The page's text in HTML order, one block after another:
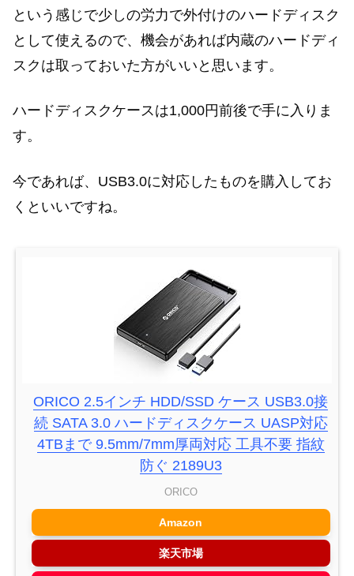
という感じで少しの労力で外付けのハードディスク
として使えるので、機会があれば内蔵のハードディ
スクは取っておいた方がいいと思います。
ハードディスクケースは1,000円前後で手に入りま
す。
今であれば、USB3.0に対応したものを購入してお
くといいですね。
ORICO 2.5インチ HDD/SSD ケース USB3.0接
続 SATA 3.0 ハードディスクケース UASP対応
4TBまで 9.5mm/7mm厚両対応 工具不要 指紋
防ぐ 2189U3
ORICO
Amazon
楽天市場